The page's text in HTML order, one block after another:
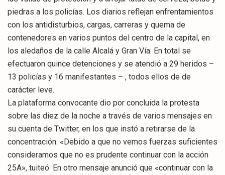
piedras a los policías. Los diarios reflejan enfrentamientos
con los antidisturbios, cargas, carreras y quema de
contenedores en varios puntos del centro de la capital, en
los aledaños de la calle Alcalá y Gran Vía. En total se
efectuaron quince detenciones y se atendió a 29 heridos –
13 policías y 16 manifestantes – , todos ellos de de
carácter leve.
La plataforma convocante dio por concluida la protesta
sobre las diez de la noche a través de varios mensajes en
su cuenta de Twitter, en los que instó a retirarse de la
concentración. «Debido a que no vemos fuerzas suficientes
consideramos que no es prudente continuar con la acción
25A», tuiteó. En otro mensaje anunció que «continuar con la